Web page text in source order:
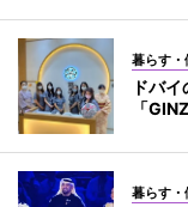
暮らす・
ドバ
「
暮らす・